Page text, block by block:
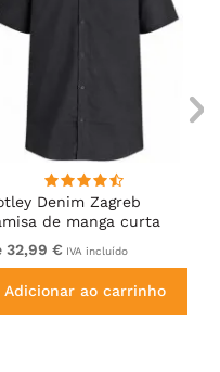
Denim Zagreb
de manga curta
32,99 € IVA incluído
Adicionar ao carrinho